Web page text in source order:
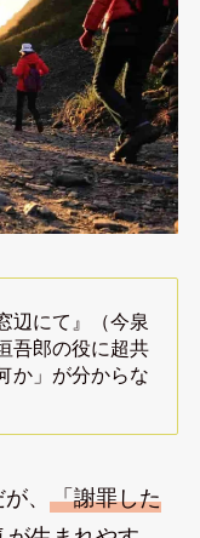
辺にて』（今泉
吾郎の役に超共
か」が分からな
、 「謝罪した